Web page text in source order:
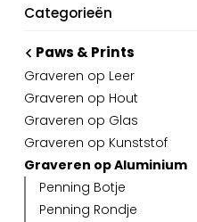
Categorieën
Paws & Prints
Graveren op Leer
Graveren op Hout
Graveren op Glas
Graveren op Kunststof
Graveren op Aluminium
Penning Botje
Penning Rondje